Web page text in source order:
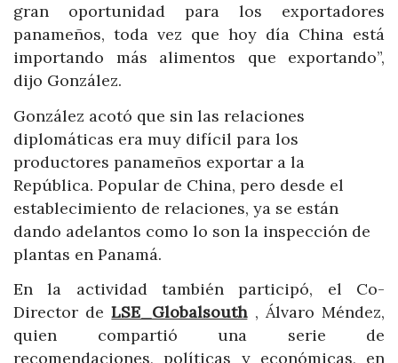
gran oportunidad para los exportadores
panameños, toda vez que hoy día China está
importando más alimentos que exportando”,
dijo González.
González acotó que sin las relaciones
diplomáticas era muy difícil para los
productores panameños exportar a la
República. Popular de China, pero desde el
establecimiento de relaciones, ya se están
dando adelantos como lo son la inspección de
plantas en Panamá.
En la actividad también participó, el Co-
Director deLSE_Globalsouth, Álvaro Méndez,
quien compartió una serie de
recomendaciones, políticas y económicas, en